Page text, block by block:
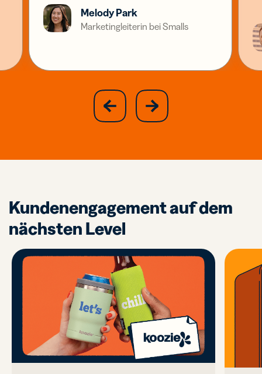
Melody Park
Marketingleiterin bei Smalls
previous
slide
next
slide
Kundenengagement auf dem
nächsten Level